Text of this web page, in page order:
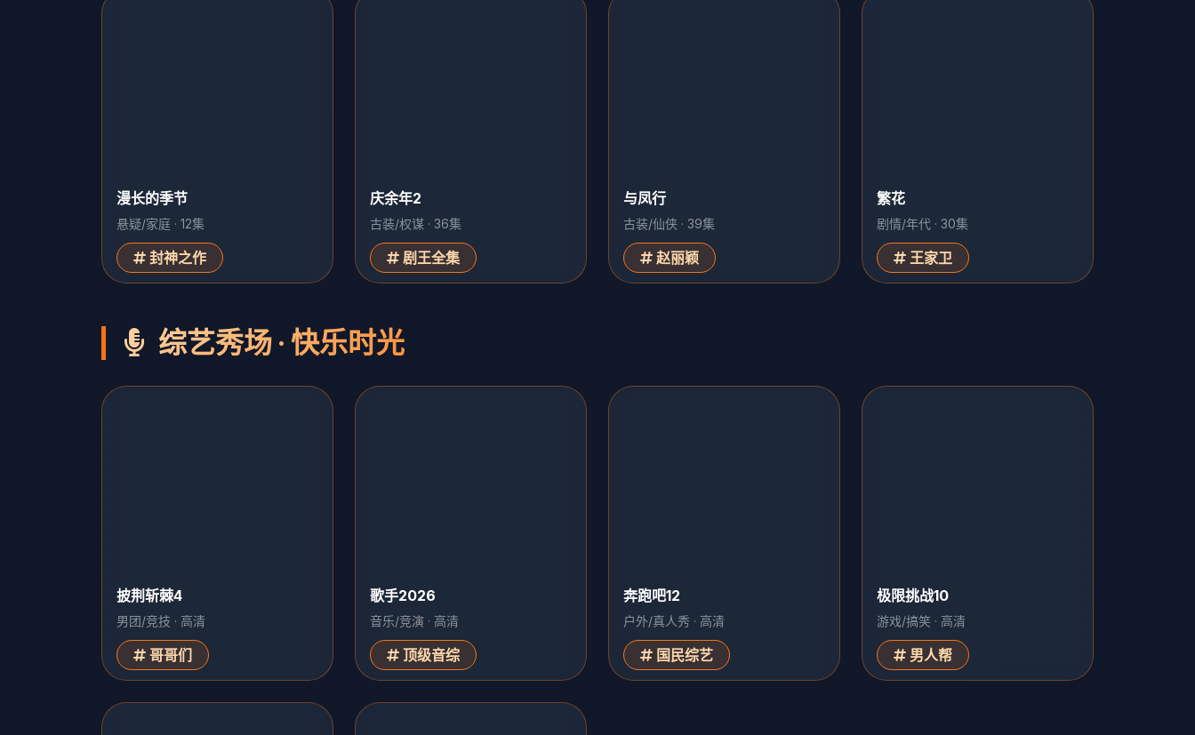
漫长的季节
悬疑/家庭 · 12集
封神之作
庆余年2
古装/权谋 · 36集
剧王全集
与凤行
古装/仙侠 · 39集
赵丽颖
繁花
剧情/年代 · 30集
王家卫
综艺秀场 · 快乐时光
披荆斩棘4
男团/竞技 · 高清
哥哥们
歌手2026
音乐/竞演 · 高清
顶级音综
奔跑吧12
户外/真人秀 · 高清
国民综艺
极限挑战10
游戏/搞笑 · 高清
男人帮